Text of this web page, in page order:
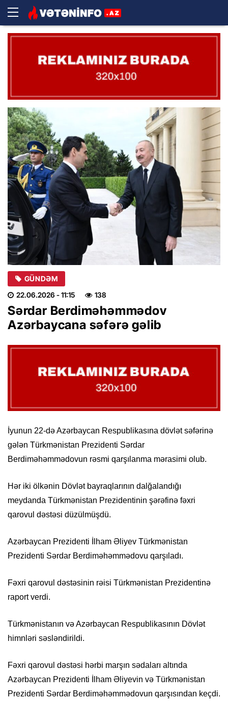
GÜNDƏM
22.06.2026 - 11:15 138
Sərdar Berdiməhəmmədov
Azərbaycana səfərə gəlib
İyunun 22-də Azərbaycan Respublikasına dövlət səfərinə
gələn Türkmənistan Prezidenti Sərdar
Berdiməhəmmədovun rəsmi qarşılanma mərasimi olub.
Hər iki ölkənin Dövlət bayraqlarının dalğalandığı
meydanda Türkmənistan Prezidentinin şərəfinə fəxri
qarovul dəstəsi düzülmüşdü.
Azərbaycan Prezidenti İlham Əliyev Türkmənistan
Prezidenti Sərdar Berdiməhəmmədovu qarşıladı.
Fəxri qarovul dəstəsinin rəisi Türkmənistan Prezidentinə
raport verdi.
Türkmənistanın və Azərbaycan Respublikasının Dövlət
himnləri səsləndirildi.
Fəxri qarovul dəstəsi hərbi marşın sədaları altında
Azərbaycan Prezidenti İlham Əliyevin və Türkmənistan
Prezidenti Sərdar Berdiməhəmmədovun qarşısından keçdi.